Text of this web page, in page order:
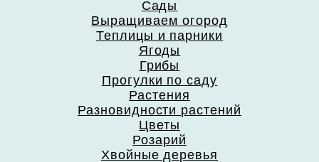
Сады
Выращиваем огород
Теплицы и парники
Ягоды
Грибы
Прогулки по саду
Растения
Разновидности растений
Цветы
Розарий
Хвойные деревья